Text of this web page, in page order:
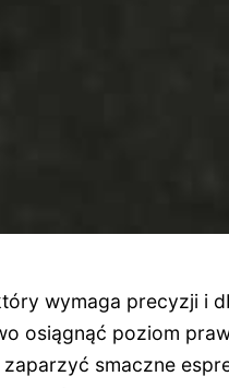
wymaga precyzji i
osiągnąć poziom
smaczne